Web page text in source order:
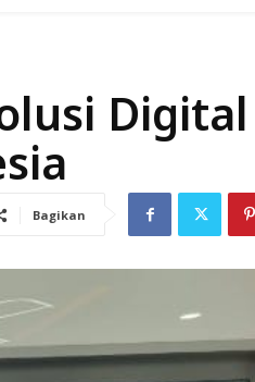
Digital
Bagikan